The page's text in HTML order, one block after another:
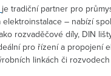
je tradiční partner pro
elektroinstalace – nabízí
rozvaděčové díly, DIN
pro řízení a propojení
linkách či